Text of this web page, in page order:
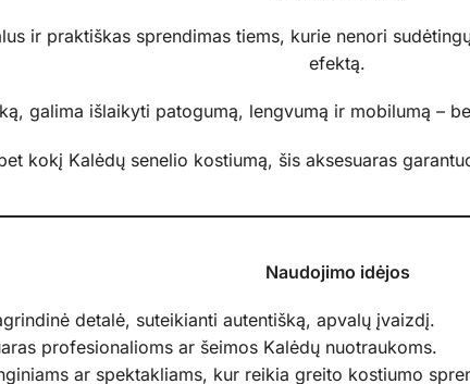
ir praktiškas sprendimas tiems, kurie nenori
efektą.
galima išlaikyti patogumą, lengvumą ir mobilumą –
kokį Kalėdų senelio kostiumą, šis aksesuaras
Naudojimo idėjos
detalė, suteikianti autentišką, apvalų įvaizdį.
profesionalioms ar šeimos Kalėdų nuotraukoms.
ar spektakliams, kur reikia greito kostiumo